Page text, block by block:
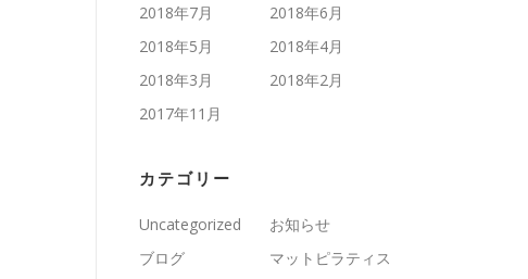
2018年7月
2018年6月
2018年5月
2018年4月
2018年3月
2018年2月
2017年11月
カテゴリー
Uncategorized
お知らせ
ブログ
マットピラティス